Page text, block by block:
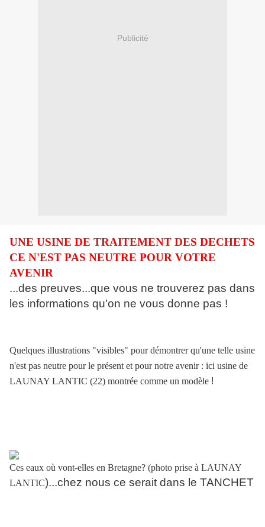
Publicité
UNE USINE DE TRAITEMENT DES DECHETS
CE N'EST PAS NEUTRE POUR VOTRE
AVENIR
...des preuves...que vous ne trouverez pas dans
les informations qu'on ne vous donne pas !
Quelques illustrations "visibles" pour démontrer qu'une telle usine
n'est pas neutre pour le présent et pour notre avenir : ici usine de
LAUNAY LANTIC (22) montrée comme un modèle !
Ces eaux où vont-elles en Bretagne? (photo prise à LAUNAY
LANTIC)...chez nous ce serait dans le TANCHET